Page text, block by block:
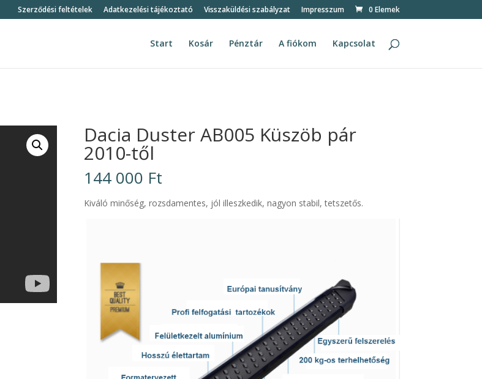
Szerződési feltételek Adatkezelési tájékoztató Visszaküldési szabályzat Impresszum 0 Elemek
Start Kosár Pénztár A fiókom Kapcsolat
Dacia Duster AB005 Küszöb pár
2010-től
144 000 Ft
Kiváló minőség, rozsdamentes, jól illeszkedik, nagyon stabil, tetszetős.